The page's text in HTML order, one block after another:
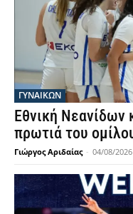
ΓΥΝΑΙΚΩΝ
Εθνική Νεανίδων
πρωτιά του
Γιώργος Αριδαίας - 04/08/